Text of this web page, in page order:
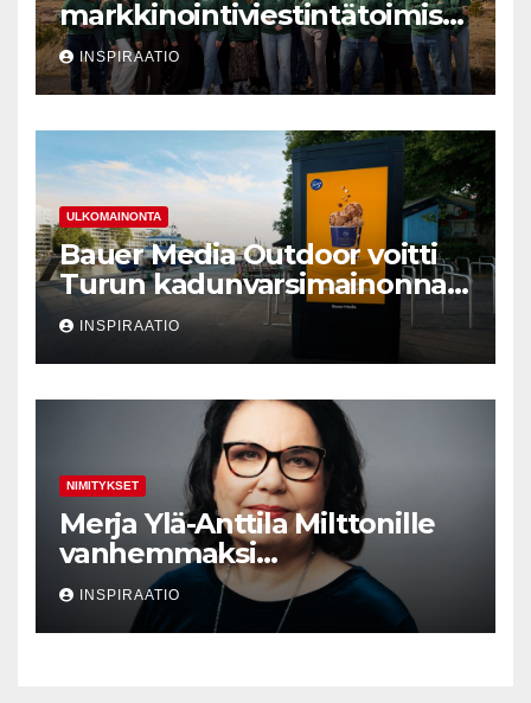
markkinointiviestintätoimisto
Valve Creativen ydin
INSPIRAATIO
ULKOMAINONTA
Bauer Media Outdoor voitti
Turun kadunvarsimainonnan
kilpailutuksen
INSPIRAATIO
NIMITYKSET
Merja Ylä-Anttila Milttonille
vanhemmaksi
neuvonantajaksi
INSPIRAATIO